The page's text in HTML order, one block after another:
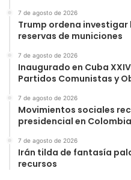
7 de agosto de 2026
Trump ordena
reservas de municiones
7 de agosto de 2026
Inaugurado en Cuba
Partidos Comunistas y
7 de agosto de 2026
Movimientos sociales
presidencial en Colombia
7 de agosto de 2026
Irán tilda de fantasía
recursos